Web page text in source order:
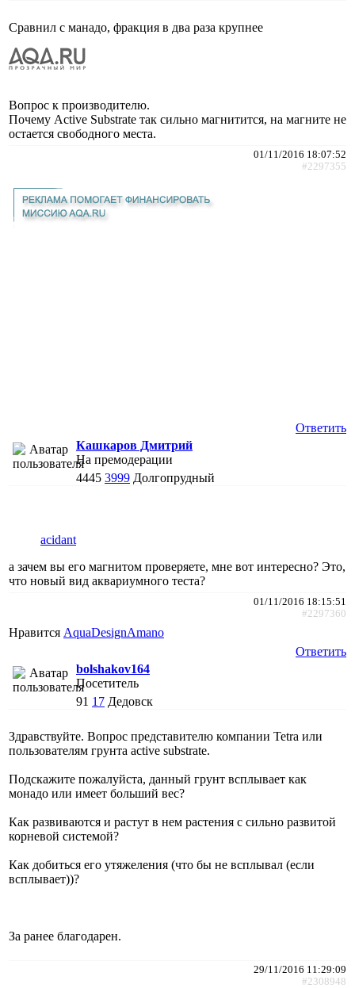
Сравнил с манадо, фракция в два раза крупнее
Вопрос к производителю.
Почему Active Substrate так сильно магнитится, на магните не
остается свободного места.
01/11/2016 18:07:52
#2297355
Ответить
Кашкаров Дмитрий
На премодерации
4445 3999 Долгопрудный
acidant
а зачем вы его магнитом проверяете, мне вот интересно? Это,
что новый вид аквариумного теста?
01/11/2016 18:15:51
#2297360
Нравится AquaDesignAmano
Ответить
bolshakov164
Посетитель
91 17 Дедовск
Здравствуйте. Вопрос представителю компании Tetra или
пользователям грунта active substrate.
Подскажите пожалуйста, данный грунт всплывает как
монадо или имеет больший вес?
Как развиваются и растут в нем растения с сильно развитой
корневой системой?
Как добиться его утяжеления (что бы не всплывал (если
всплывает))?
За ранее благодарен.
29/11/2016 11:29:09
#2308948